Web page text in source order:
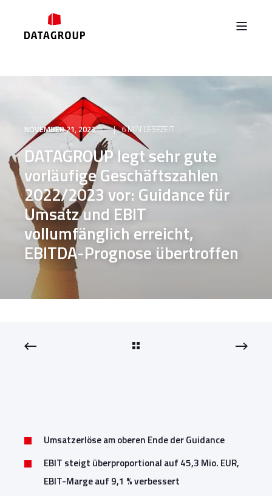
NOVEMBER 21, 2023 6 MIN LESEZEIT
DATAGROUP legt sehr gute
vorläufige Geschäftszahlen
2022/2023 vor: Guidance für
Umsatz und EBIT
vollumfänglich erreicht,
EBITDA-Prognose übertroffen
Umsatzerlöse am oberen Ende der Guidance
EBIT steigt überproportional auf 45,3 Mio. EUR,
EBIT-Marge auf 9,1 % verbessert